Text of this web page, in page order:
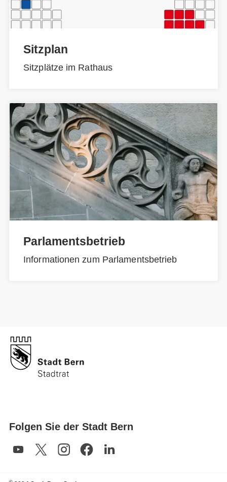
Sitzplan
Sitzplätze im Rathaus
Parlamentsbetrieb
Informationen zum Parlamentsbetrieb
Folgen Sie der Stadt Bern